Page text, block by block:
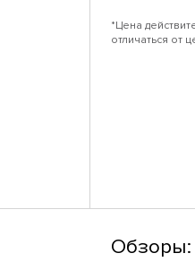
*Цена
отличаться от
Обзоры: